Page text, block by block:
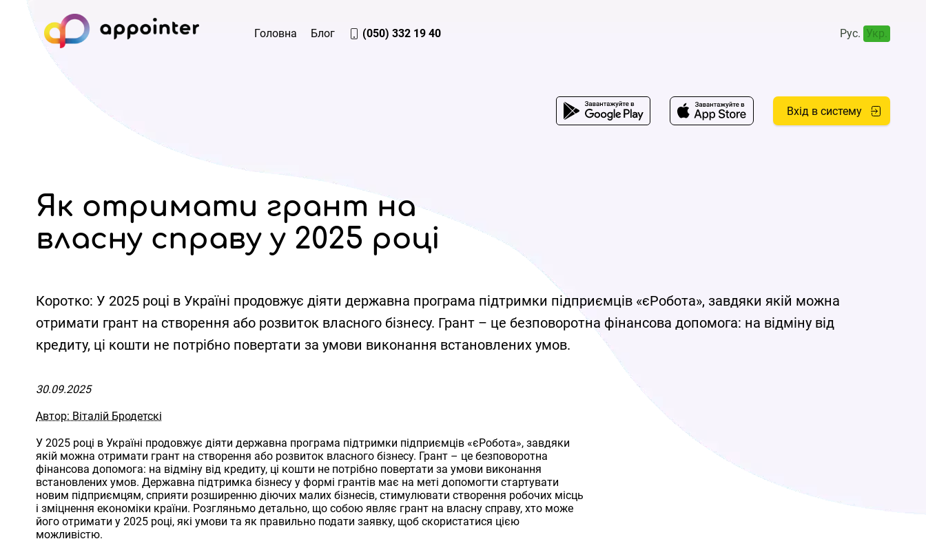
Головна Блог (050) 332 19 40 Рус. Укр.
Вхід в систему
Як отримати грант на
власну справу у 2025 році
Коротко: У 2025 році в Україні продовжує діяти державна програма підтримки підприємців «єРобота», завдяки якій можна
отримати грант на створення або розвиток власного бізнесу. Грант – це безповоротна фінансова допомога: на відміну від
кредиту, ці кошти не потрібно повертати за умови виконання встановлених умов.
30.09.2025
Автор: Віталій Бродетскі
У 2025 році в Україні продовжує діяти державна програма підтримки підприємців «єРобота», завдяки
якій можна отримати грант на створення або розвиток власного бізнесу. Грант – це безповоротна
фінансова допомога: на відміну від кредиту, ці кошти не потрібно повертати за умови виконання
встановлених умов. Державна підтримка бізнесу у формі грантів має на меті допомогти стартувати
новим підприємцям, сприяти розширенню діючих малих бізнесів, стимулювати створення робочих місць
і зміцнення економіки країни. Розгляньмо детально, що собою являє грант на власну справу, хто може
його отримати у 2025 році, які умови та як правильно подати заявку, щоб скористатися цією
можливістю.